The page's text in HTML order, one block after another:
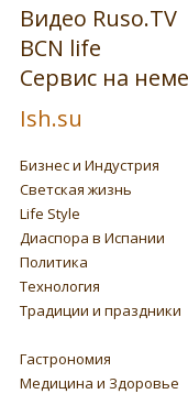
Видео Ruso.TV
BCN life
Сервис на
Ish.su
Бизнес и Индустрия
Светская жизнь
Life Style
Диаспора в Испании
Политика
Технология
Традиции и праздники
Гастрономия
Медицина и Здоровье